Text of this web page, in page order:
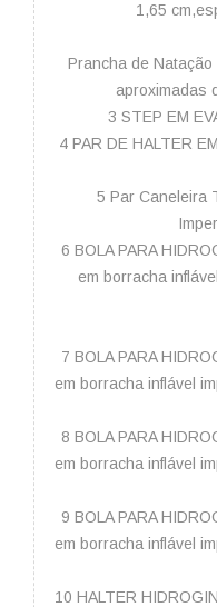
1,65
Prancha de Natação
aproximadas
3 STEP EM
4 PAR DE HALTER
5 Par Caneleira
6 BOLA PARA
em borracha
7 BOLA PARA
em borracha inflável
8 BOLA PARA
em borracha inflável
9 BOLA PARA
em borracha inflável
10 HALTER